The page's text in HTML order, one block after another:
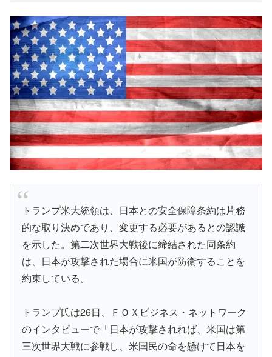
トランプ米大統領は、日本との安全保障条約は片務
的な取り決めであり、変更する必要があるとの認識
を示した。第二次世界大戦後に締結された同条約
は、日本が攻撃された場合に米国が防衛することを
約束している。
トランプ氏は26日、ＦＯＸビジネス・ネットワーク
のインタビューで「日本が攻撃されれば、米国は第
三次世界大戦に参戦し、米国民の命を懸けて日本を